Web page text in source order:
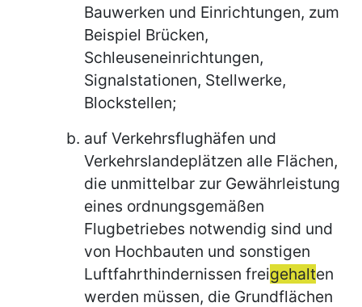
Bauwerken und Einrichtungen, zum
Beispiel Brücken,
Schleuseneinrichtungen,
Signalstationen, Stellwerke,
Blockstellen;
auf Verkehrsflughäfen und
Verkehrslandeplätzen alle Flächen,
die unmittelbar zur Gewährleistung
eines ordnungsgemäßen
Flugbetriebes notwendig sind und
von Hochbauten und sonstigen
Luftfahrthindernissen freigehalten
werden müssen, die Grundflächen